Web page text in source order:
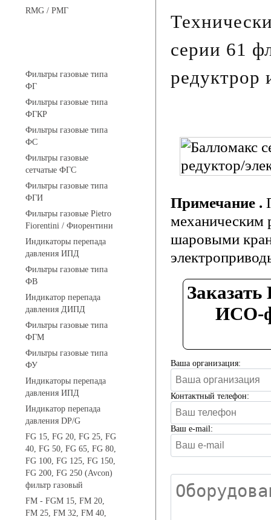
RMG / РМГ
Фильтры газовые типа
ФГ
Фильтры газовые типа
ФГКР
Фильтры газовые типа
ФС
Фильтры газовые
сетчатые ФГС
Фильтры газовые типа
ФГИ
Фильтры газовые Pietro
Fiorentini / Фиорентини
Индикаторы перепада
давления ИПД
Фильтры газовые типа
ФВ
Индикатор перепада
давления ДИПД
Фильтры газовые типа
ФГМ
Фильтры газовые типа
ФУ
Индикаторы перепада
давления ИПД
Индикатор перепада
давления DP/G
FG 15, FG 20, FG 25, FG
40, FG 50, FG 65, FG 80,
FG 100, FG 125, FG 150,
FG 200, FG 250 (Avcon)
фильтр газовый
FM - FGM 15, FM 20,
FM 25, FM 32, FM 40,
серии 61
редуктрор
Примечание .
механическим
шаровыми
ИСО-
Ваша организация:
Контактный телефон:
Ваш e-mail: